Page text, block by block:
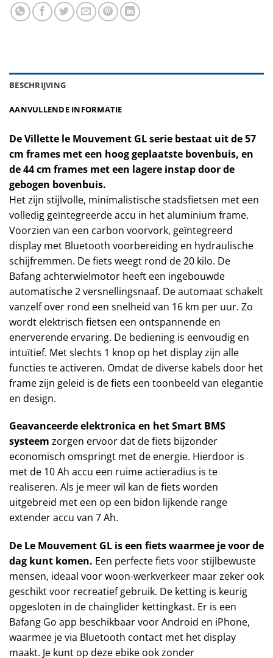
BESCHRIJVING
AANVULLENDE INFORMATIE
De Villette le Mouvement GL serie bestaat uit de 57
cm frames met een hoog geplaatste bovenbuis, en
de 44 cm frames met een lagere instap door de
gebogen bovenbuis.
Het zijn stijlvolle, minimalistische stadsfietsen met een
volledig geïntegreerde accu in het aluminium frame.
Voorzien van een carbon voorvork, geïntegreerd
display met Bluetooth voorbereiding en hydraulische
schijfremmen. De fiets weegt rond de 20 kilo. De
Bafang achterwielmotor heeft een ingebouwde
automatische 2 versnellingsnaaf. De automaat schakelt
vanzelf over rond een snelheid van 16 km per uur. Zo
wordt elektrisch fietsen een ontspannende en
enerverende ervaring. De bediening is eenvoudig en
intuïtief. Met slechts 1 knop op het display zijn alle
functies te activeren. Omdat de diverse kabels door het
frame zijn geleid is de fiets een toonbeeld van elegantie
en design.
Geavanceerde elektronica en het Smart BMS
systeem zorgen ervoor dat de fiets bijzonder
economisch omspringt met de energie. Hierdoor is
met de 10 Ah accu een ruime actieradius is te
realiseren. Als je meer wil kan de fiets worden
uitgebreid met een op een bidon lijkende range
extender accu van 7 Ah.
De Le Mouvement GL is een fiets waarmee je voor de
dag kunt komen. Een perfecte fiets voor stijlbewuste
mensen, ideaal voor woon-werkverkeer maar zeker ook
geschikt voor recreatief gebruik. De ketting is keurig
opgesloten in de chainglider kettingkast. Er is een
Bafang Go app beschikbaar voor Android en iPhone,
waarmee je via Bluetooth contact met het display
maakt. Je kunt op deze ebike ook zonder